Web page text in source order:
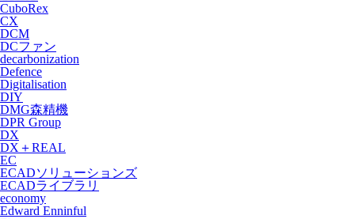
CuboRex
CX
DCM
DCファン
decarbonization
Defence
Digitalisation
DIY
DMG森精機
DPR Group
DX
DX＋REAL
EC
ECADソリューションズ
ECADライブラリ
economy
Edward Enninful